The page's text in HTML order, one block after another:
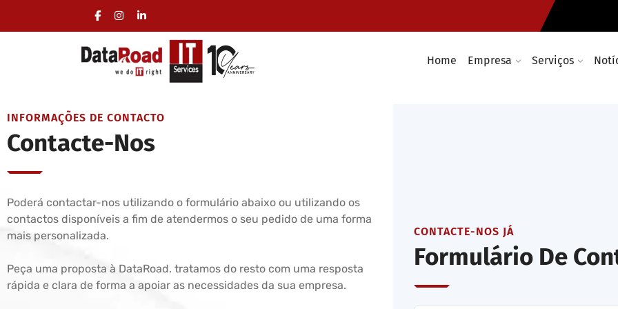
Home Empresa Serviços
Serviços de informática certificados para empresas
Soluções de redes wireless
INFORMAÇÕES DE CONTACTO
Contacte-Nos
Poderá contactar-nos utilizando o formulário abaixo ou utilizando os
contactos disponíveis a fim de atendermos o seu pedido de uma forma
mais personalizada.
Peça uma proposta à DataRoad. tratamos do resto com uma resposta
rápida e clara de forma a apoiar as necessidades da sua empresa.
CONTACTE-NOS JÁ
Formulário De